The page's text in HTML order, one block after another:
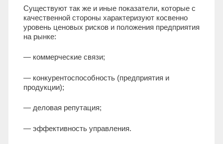
Существуют так же и иные показатели, которые с
качественной стороны характеризуют косвенно
уровень ценовых рисков и положения предприятия
на рынке:
— коммерческие связи;
— конкурентоспособность (предприятия и
продукции);
— деловая репутация;
— эффективность управления.